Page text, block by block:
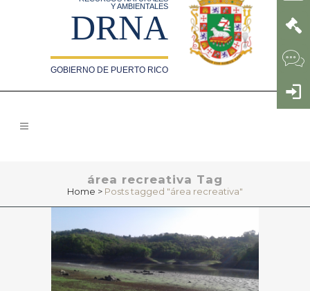
Y AMBIENTALES
DRNA
GOBIERNO DE PUERTO RICO
área recreativa Tag
Home > Posts tagged "área recreativa"